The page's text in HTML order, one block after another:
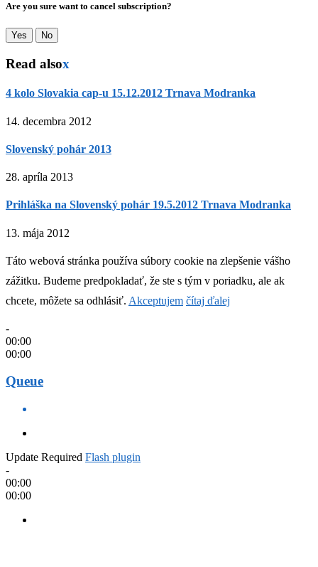
Are you sure want to cancel subscription?
Yes No
Read alsox
4 kolo Slovakia cap-u 15.12.2012 Trnava Modranka
14. decembra 2012
Slovenský pohár 2013
28. apríla 2013
Prihláška na Slovenský pohár 19.5.2012 Trnava Modranka
13. mája 2012
Táto webová stránka používa súbory cookie na zlepšenie vášho
zážitku. Budeme predpokladať, že ste s tým v poriadku, ale ak
chcete, môžete sa odhlásiť. Akceptujem čítaj ďalej
-
00:00
00:00
Queue
Update Required Flash plugin
-
00:00
00:00